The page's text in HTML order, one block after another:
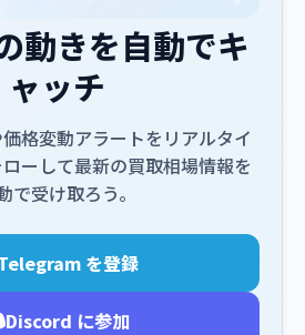
動きを自動でキ
ャッチ
格変動アラートをリアルタイ
ーして最新の買取相場情報を
で受け取ろう。
を登録
Discord に参加